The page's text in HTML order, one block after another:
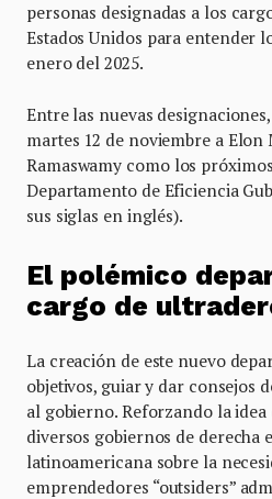
personas designadas a los
Estados Unidos para entender
enero del 2025.
Entre las nuevas
martes 12 de noviembre a Elon
Ramaswamy como los
Departamento de Eficiencia
sus siglas en inglés).
El polémico
cargo de
La creación de este nuevo
objetivos, guiar y dar consejos
al gobierno. Reforzando la
diversos gobiernos de derecha
latinoamericana sobre la
emprendedores “outsiders”